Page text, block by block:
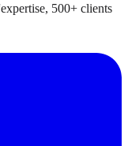
500+ clients